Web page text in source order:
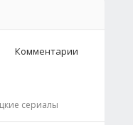
Комментарии
сериалы